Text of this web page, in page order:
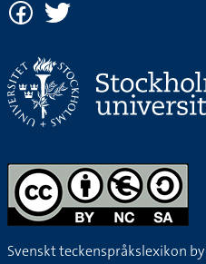
Svenskt teckenspråkslexikon by